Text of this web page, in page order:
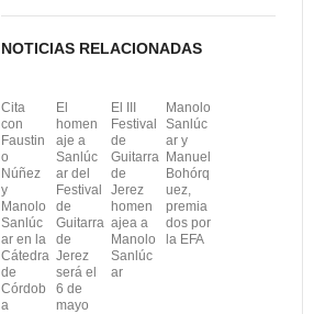
NOTICIAS RELACIONADAS
Cita
con
Faustin
o
Núñez
y
Manolo
Sanlúc
ar en la
Cátedra
de
Córdob
a
El
homen
aje a
Sanlúc
ar del
Festival
de
Guitarra
de
Jerez
será el
6 de
mayo
El III
Festival
de
Guitarra
de
Jerez
homen
ajea a
Manolo
Sanlúc
ar
Manolo
Sanlúc
ar y
Manuel
Bohórq
uez,
premia
dos por
la EFA